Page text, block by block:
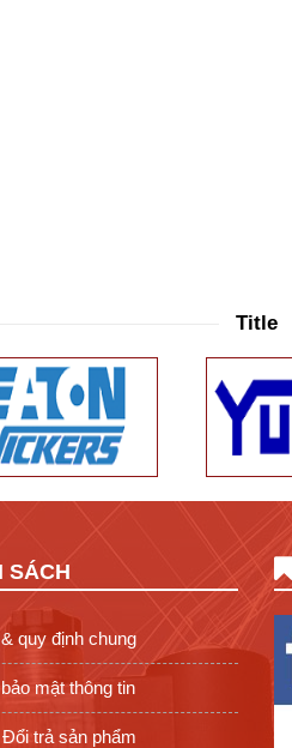
Title
SÁCH
quy định chung
mật thông tin
trả sản phẩm